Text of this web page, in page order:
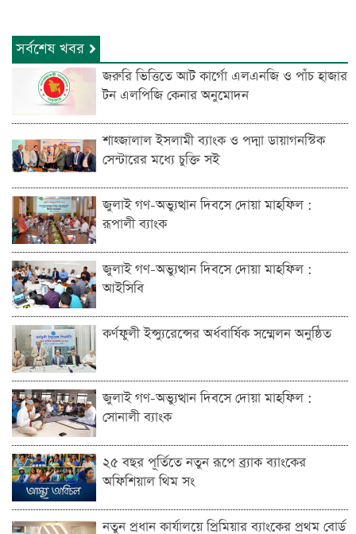
সর্বশেষ খবর
জরুরি ভিত্তিতে আট কার্গো এলএনজি ও পাঁচ হাজার
টন এলপিজি কেনার অনুমোদন
শাহ্জালাল ইসলামী ব্যাংক ও পদ্মা ডায়াগনস্টিক
সেন্টারের মধ্যে চুক্তি সই
জুলাই গণ-অভ্যুত্থান দিবসে দোয়া মাহফিল :
রূপালী ব্যাংক
জুলাই গণ-অভ্যুত্থান দিবসে দোয়া মাহফিল :
আইসিবি
কর্ণফুলী ইন্স্যুরেন্সের অর্ধবার্ষিক সম্মেলন অনুষ্ঠিত
জুলাই গণ-অভ্যুত্থান দিবসে দোয়া মাহফিল :
সোনালী ব্যাংক
২৫ বছর পূর্তিতে নতুন রূপে ব্র্যাক ব্যাংকের
অফিশিয়াল থিম সং
নতুন প্রধান কার্যালয়ে প্রিমিয়ার ব্যাংকের প্রথম বোর্ড